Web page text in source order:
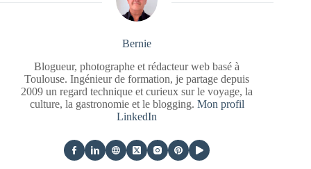
Bernie
Blogueur, photographe et rédacteur web basé à
Toulouse. Ingénieur de formation, je partage depuis
2009 un regard technique et curieux sur le voyage, la
culture, la gastronomie et le blogging. Mon profil
LinkedIn